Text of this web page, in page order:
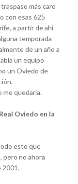
más caro
con esas 625
a partir de ahí
temporada
de un año a
un equipo
un Oviedo de
me quedaría.
Oviedo en la
esto que
pero no ahora
2001.